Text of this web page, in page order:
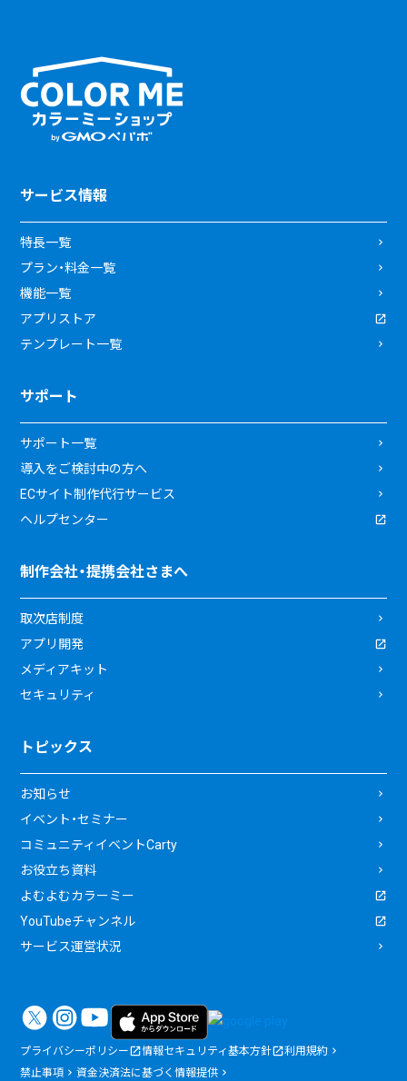
サービス情報
特長一覧
プラン・料金一覧
機能一覧
アプリストア
テンプレート一覧
サポート
サポート一覧
導入をご検討中の方へ
ECサイト制作代行サービス
ヘルプセンター
制作会社・提携会社さまへ
取次店制度
アプリ開発
メディアキット
セキュリティ
トピックス
お知らせ
イベント・セミナー
コミュニティイベントCarty
お役立ち資料
よむよむカラーミー
YouTubeチャンネル
サービス運営状況
プライバシーポリシー 情報セキュリティ基本方針
利用規約
禁止事項
資金決済法に基づく情報提供